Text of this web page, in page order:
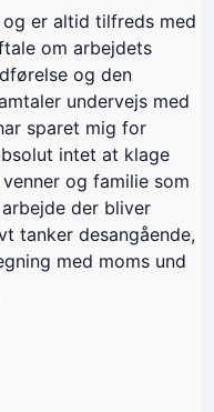
er altid tilfreds med
om arbejdets
og den
undervejs med
sparet mig for
intet at klage
og familie som
der bliver
tanker desangående,
med moms und